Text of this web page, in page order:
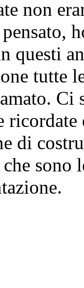
non
questi
tutte
Ci
di
sono